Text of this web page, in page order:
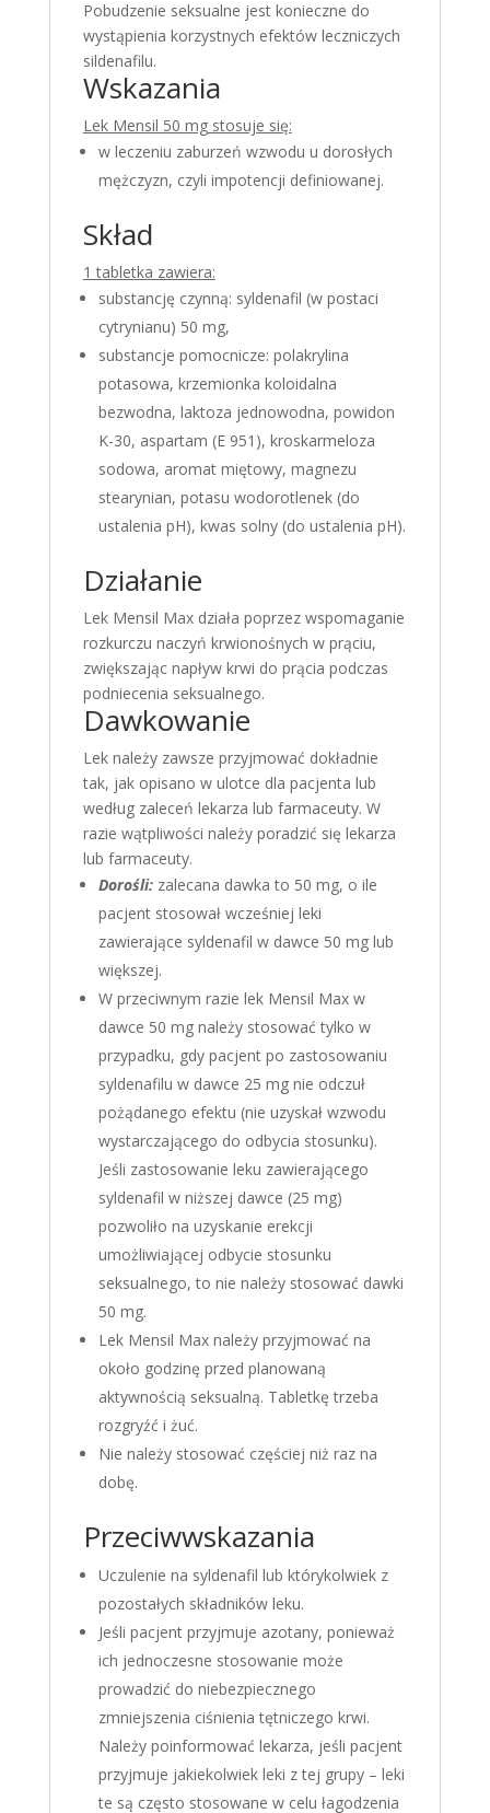
Pobudzenie seksualne jest konieczne do
wystąpienia korzystnych efektów leczniczych
sildenafilu.
Wskazania
Lek Mensil 50 mg stosuje się:
w leczeniu zaburzeń wzwodu u dorosłych
mężczyzn, czyli impotencji definiowanej.
Skład
1 tabletka zawiera:
substancję czynną: syldenafil (w postaci
cytrynianu) 50 mg,
substancje pomocnicze: polakrylina
potasowa, krzemionka koloidalna
bezwodna, laktoza jednowodna, powidon
K-30, aspartam (E 951), kroskarmeloza
sodowa, aromat miętowy, magnezu
stearynian, potasu wodorotlenek (do
ustalenia pH), kwas solny (do ustalenia pH).
Działanie
Lek Mensil Max działa poprzez wspomaganie
rozkurczu naczyń krwionośnych w prąciu,
zwiększając napływ krwi do prącia podczas
podniecenia seksualnego.
Dawkowanie
Lek należy zawsze przyjmować dokładnie
tak, jak opisano w ulotce dla pacjenta lub
według zaleceń lekarza lub farmaceuty. W
razie wątpliwości należy poradzić się lekarza
lub farmaceuty.
Dorośli: zalecana dawka to 50 mg, o ile
pacjent stosował wcześniej leki
zawierające syldenafil w dawce 50 mg lub
większej.
W przeciwnym razie lek Mensil Max w
dawce 50 mg należy stosować tylko w
przypadku, gdy pacjent po zastosowaniu
syldenafilu w dawce 25 mg nie odczuł
pożądanego efektu (nie uzyskał wzwodu
wystarczającego do odbycia stosunku).
Jeśli zastosowanie leku zawierającego
syldenafil w niższej dawce (25 mg)
pozwoliło na uzyskanie erekcji
umożliwiającej odbycie stosunku
seksualnego, to nie należy stosować dawki
50 mg.
Lek Mensil Max należy przyjmować na
około godzinę przed planowaną
aktywnością seksualną. Tabletkę trzeba
rozgryźć i żuć.
Nie należy stosować częściej niż raz na
dobę.
Przeciwwskazania
Uczulenie na syldenafil lub którykolwiek z
pozostałych składników leku.
Jeśli pacjent przyjmuje azotany, ponieważ
ich jednoczesne stosowanie może
prowadzić do niebezpiecznego
zmniejszenia ciśnienia tętniczego krwi.
Należy poinformować lekarza, jeśli pacjent
przyjmuje jakiekolwiek leki z tej grupy – leki
te są często stosowane w celu łagodzenia